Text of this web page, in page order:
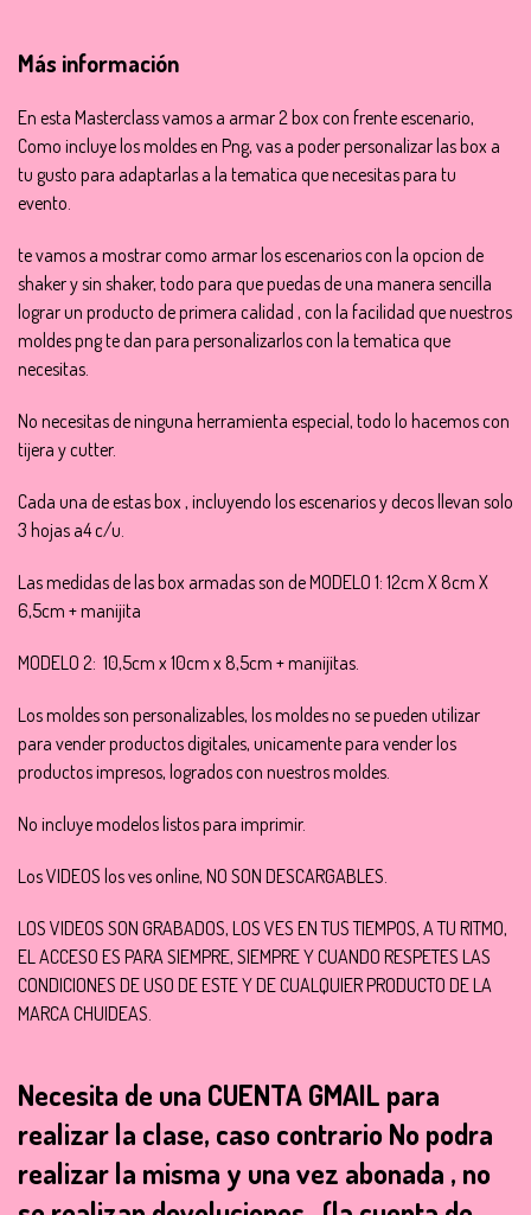
Más información
En esta Masterclass vamos a armar 2 box con frente escenario,
Como incluye los moldes en Png, vas a poder personalizar las box a
tu gusto para adaptarlas a la tematica que necesitas para tu
evento.
te vamos a mostrar como armar los escenarios con la opcion de
shaker y sin shaker, todo para que puedas de una manera sencilla
lograr un producto de primera calidad , con la facilidad que nuestros
moldes png te dan para personalizarlos con la tematica que
necesitas.
No necesitas de ninguna herramienta especial, todo lo hacemos con
tijera y cutter.
Cada una de estas box , incluyendo los escenarios y decos llevan solo
3 hojas a4 c/u.
Las medidas de las box armadas son de MODELO 1: 12cm X 8cm X
6,5cm + manijita
MODELO 2: 10,5cm x 10cm x 8,5cm + manijitas.
Los moldes son personalizables, los moldes no se pueden utilizar
para vender productos digitales, unicamente para vender los
productos impresos, logrados con nuestros moldes.
No incluye modelos listos para imprimir.
Los VIDEOS los ves online, NO SON DESCARGABLES.
LOS VIDEOS SON GRABADOS, LOS VES EN TUS TIEMPOS, A TU RITMO,
EL ACCESO ES PARA SIEMPRE, SIEMPRE Y CUANDO RESPETES LAS
CONDICIONES DE USO DE ESTE Y DE CUALQUIER PRODUCTO DE LA
MARCA CHUIDEAS.
Necesita de una CUENTA GMAIL para
realizar la clase, caso contrario No podra
realizar la misma y una vez abonada , no